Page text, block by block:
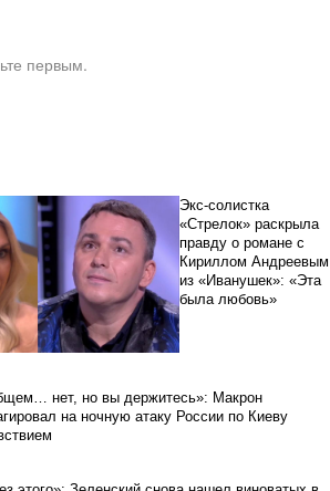
первым.
Экс-солистка
«Стрелок» раскрыла
правду о романе с
Кириллом Андреевым
из «Иванушек»: «Эта
была любовь»
нет, но вы держитесь»: Макрон
на ночную атаку России по Киеву